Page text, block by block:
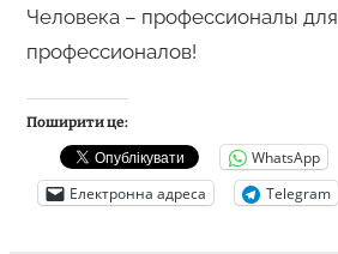
Человека – профессионалы для
профессионалов!
Поширити це:
WhatsApp
Електронна адреса
Telegram